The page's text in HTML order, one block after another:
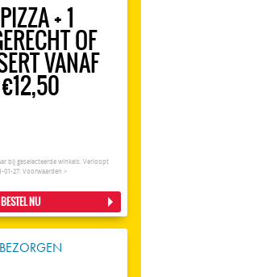
+ 1
OF
VANAF
€12,50
bij geselecteerde winkels. Verloopt
01-27. Voorwaarden >
BESTEL NU
BEZORGEN